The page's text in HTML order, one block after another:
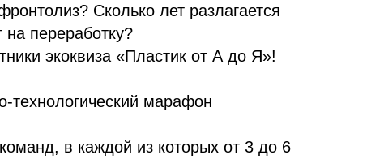
Сколько лет разлагается
переработку?
экоквиза «Пластик от А до Я»!
технологический марафон
в каждой из которых от 3 до 6